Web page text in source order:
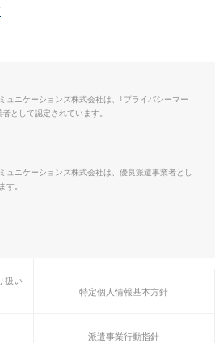
ュニケーションズ株式会社は、｢プライバシーマー
として認定されています。
ュニケーションズ株式会社は、優良派遣事業者とし
す。
扱い
特定個人情報基本方針
派遣事業行動指針